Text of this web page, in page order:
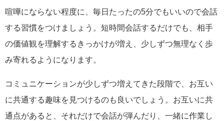
喧嘩にならない程度に、毎日たったの5分でもいいので会話
する習慣をつけましょう。短時間会話するだけでも、相手
の価値観を理解するきっかけが増え、少しずつ無理なく歩
み寄れるようになります。
コミュニケーションが少しずつ増えてきた段階で、お互い
に共通する趣味を見つけるのも良いでしょう。お互いに共
通点があると、それだけで会話が弾んだり、一緒に作業し